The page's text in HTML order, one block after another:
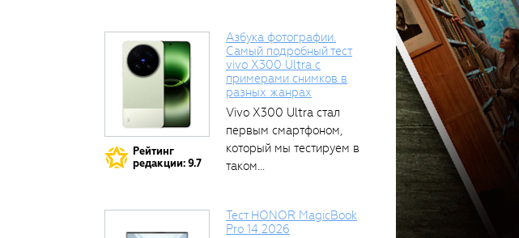
Рейтинг
редакции: 9.7
Азбука фотографии.
Самый подробный тест
vivo X300 Ultra с
примерами снимков в
разных жанрах
Vivo X300 Ultra стал
первым смартфоном,
который мы тестируем в
таком...
Тест HONOR MagicBook
Pro 14 2026